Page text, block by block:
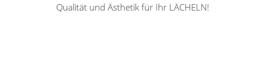
Qualität und Ästhetik für Ihr LÄCHELN!